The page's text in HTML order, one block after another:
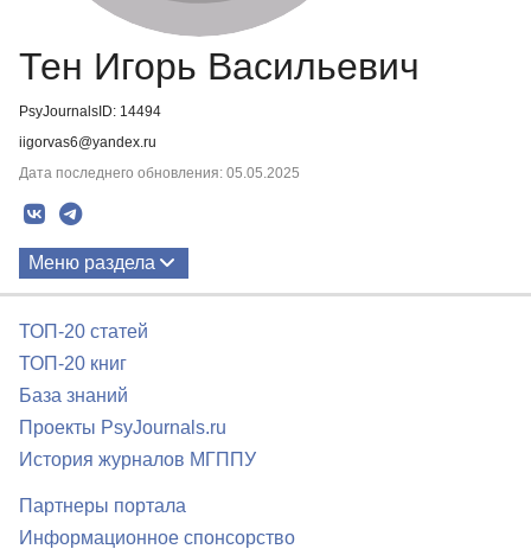
Тен Игорь Васильевич
PsyJournalsID: 14494
iigorvas6@yandex.ru
Дата последнего обновления: 05.05.2025
Меню раздела
ТОП-20 статей
ТОП-20 книг
База знаний
Проекты PsyJournals.ru
История журналов МГППУ
Партнеры портала
Информационное спонсорство